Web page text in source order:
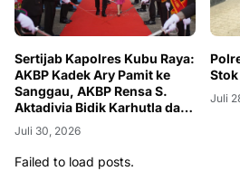
Sertijab Kapolres Kubu Raya:
AKBP Kadek Ary Pamit ke
Sanggau, AKBP Rensa S.
Aktadivia Bidik Karhutla dan
Kemacetan
Juli 30, 2026
Stok
Juli
Failed to load posts.